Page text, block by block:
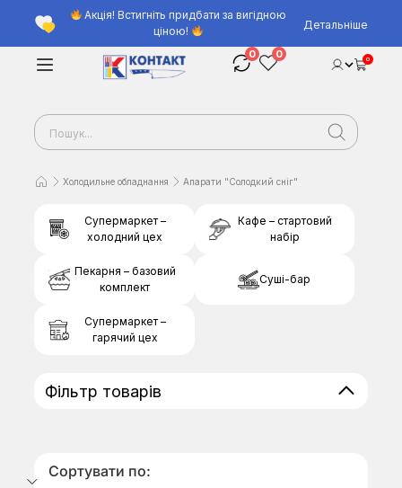
Акція! Встигніть придбати за вигідною
ціною!
Детальніше
0 0 0
Холодильне обладнання Апарати "Солодкий сніг"
Фільтр товарів
Супермаркет –
холодний цех
Кафе – стартовий
набір
Пекарня – базовий
комплект
Суші-бар
Супермаркет –
гарячий цех
Сортувати по: